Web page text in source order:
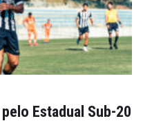
Estadual Sub-20